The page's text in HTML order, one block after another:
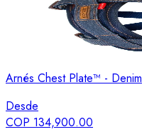
Arnés Chest Plate™ - Denim
Desde
COP 134,900.00